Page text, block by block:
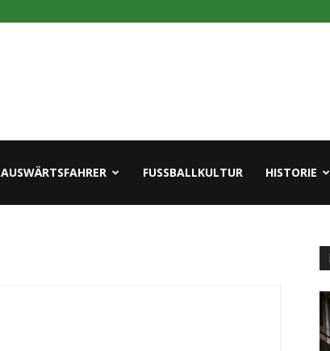
AUSWÄRTSFAHRER FUSSBALLKULTUR HISTORIE